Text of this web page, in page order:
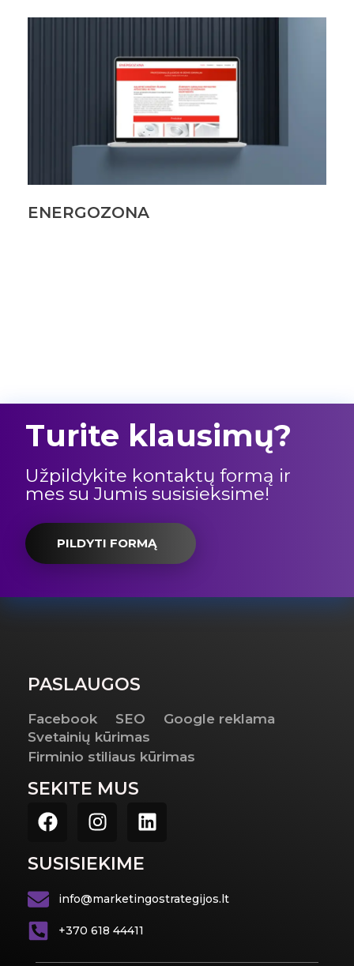
ENERGOZONA
Turite klausimų?
Užpildykite kontaktų formą ir
mes su Jumis susisieksime!
PILDYTI FORMĄ
PASLAUGOS
Facebook SEO
Google reklama
Svetainių kūrimas
Firminio stiliaus kūrimas
SEKITE MUS
SUSISIEKIME
info@marketingostrategijos.lt
+370 618 44411